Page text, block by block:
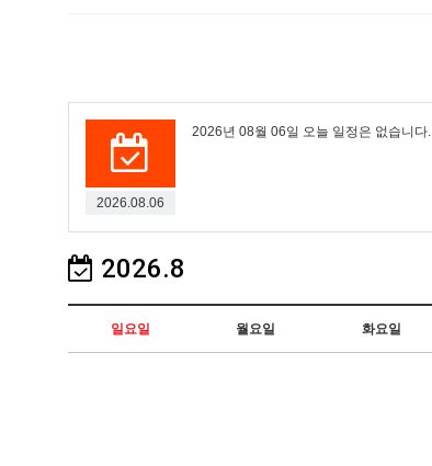
2026.08.06
2026년 08월 06일 오늘 일정은 없습니다.
2026.8
일요일 월요일 화요일